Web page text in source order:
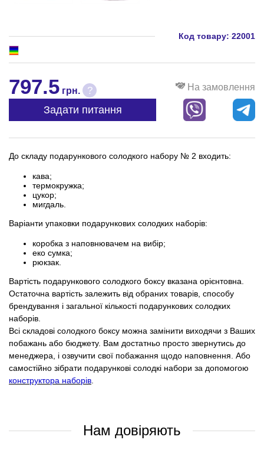
Код товару: 22001
797.5 грн. ? На замовлення
Задати питання
До складу подарункового солодкого набору № 2 входить:
кава;
термокружка;
цукор;
мигдаль.
Варіанти упаковки подарункових солодких наборів:
коробка з наповнювачем на вибір;
еко сумка;
рюкзак.
Вартість подарункового солодкого боксу вказана орієнтовна.
Остаточна вартість залежить від обраних товарів, способу
брендування і загальної кількості подарункових солодких
наборів.
Всі складові солодкого боксу можна замінити виходячи з Ваших
побажань або бюджету. Вам достатньо просто звернутись до
менеджера, і озвучити свої побажання щодо наповнення. Або
самостійно зібрати подарункові солодкі набори за допомогою
конструктора наборів
Нам довіряють